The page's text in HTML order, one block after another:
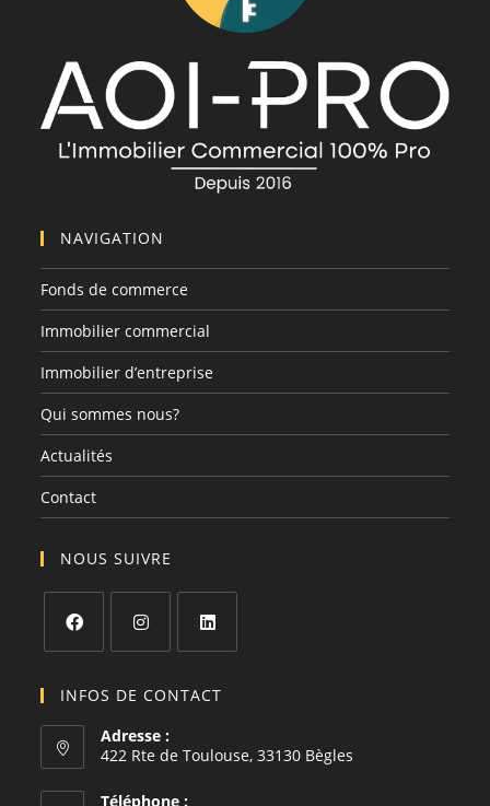
NAVIGATION
Fonds de commerce
Immobilier commercial
Immobilier d’entreprise
Qui sommes nous?
Actualités
Contact
NOUS SUIVRE
INFOS DE CONTACT
Adresse :
422 Rte de Toulouse, 33130 Bègles
Téléphone :